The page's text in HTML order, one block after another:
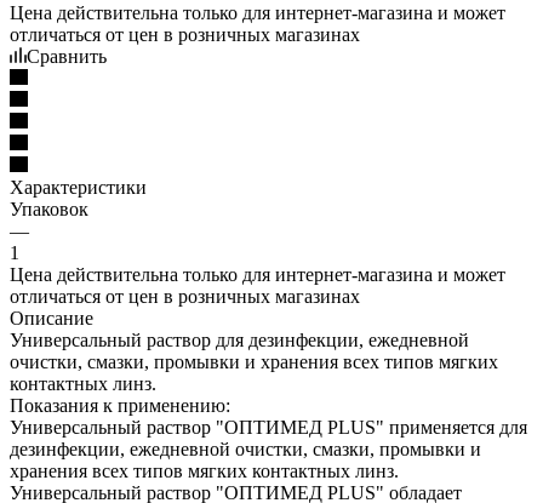
Цена действительна только для интернет-магазина и может
отличаться от цен в розничных магазинах
Сравнить
Характеристики
Упаковок
—
1
Цена действительна только для интернет-магазина и может
отличаться от цен в розничных магазинах
Описание
Универсальный раствор для дезинфекции, ежедневной
очистки, смазки, промывки и хранения всех типов мягких
контактных линз.
Показания к применению:
Универсальный раствор "ОПТИМЕД PLUS" применяется для
дезинфекции, ежедневной очистки, смазки, промывки и
хранения всех типов мягких контактных линз.
Универсальный раствор "ОПТИМЕД PLUS" обладает